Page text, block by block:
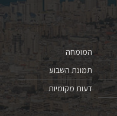
המומחה
תמונת השבוע
דעות מקומיות